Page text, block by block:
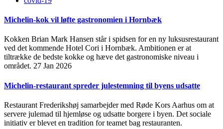
Michelin-kok vil løfte gastronomien i Hornbæk
Kokken Brian Mark Hansen står i spidsen for en ny luksusrestaurant
ved det kommende Hotel Cori i Hornbæk. Ambitionen er at
tiltrække de bedste kokke og hæve det gastronomiske niveau i
området. 27 Jan 2026
Michelin-restaurant spreder julestemning til byens udsatte
Restaurant Frederikshøj samarbejder med Røde Kors Aarhus om at
servere julemad til hjemløse og udsatte borgere i byen. Det sociale
initiativ er blevet en tradition for teamet bag restauranten.